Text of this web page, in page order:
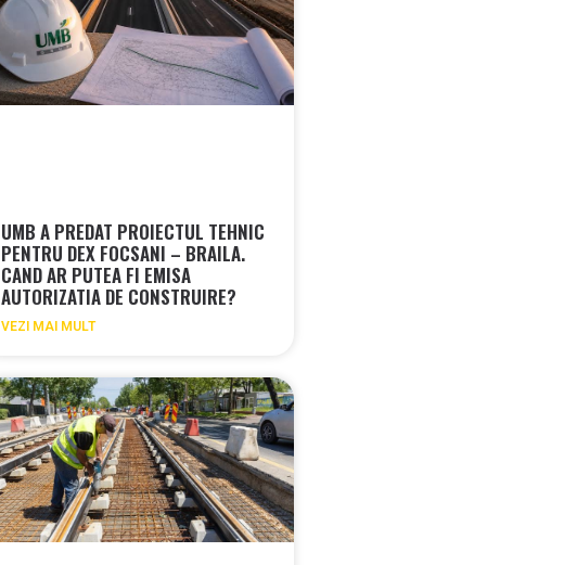
UMB A PREDAT PROIECTUL TEHNIC
PENTRU DEX FOCSANI – BRAILA.
CAND AR PUTEA FI EMISA
AUTORIZATIA DE CONSTRUIRE?
VEZI MAI MULT